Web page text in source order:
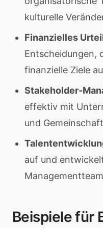
kulturelle
Finanzielles
Entscheidungen,
finanzielle Ziele
Stakeholder-
effektiv mit
und Gemeinschaft
auf und
Beispiele für